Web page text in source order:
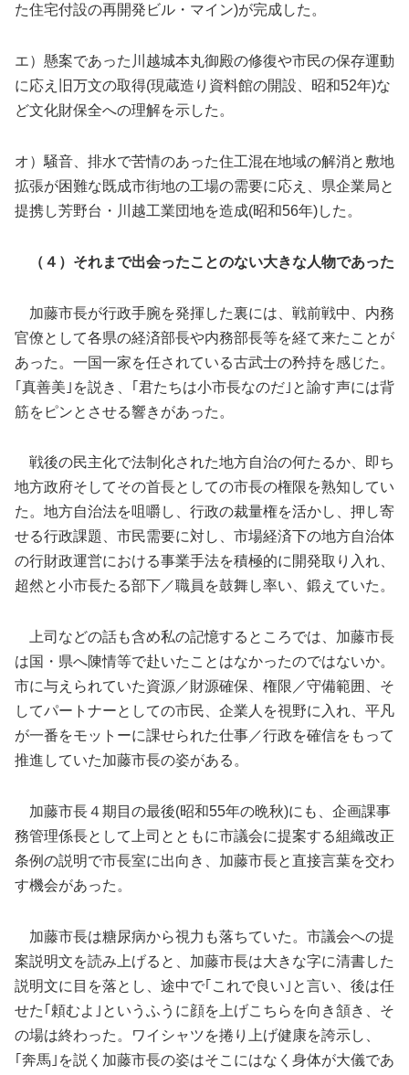
た住宅付設の再開発ビル・マイン)が完成した。
エ）懸案であった川越城本丸御殿の修復や市民の保存運動
に応え旧万文の取得(現蔵造り資料館の開設、昭和52年)な
ど文化財保全への理解を示した。
オ）騒音、排水で苦情のあった住工混在地域の解消と敷地
拡張が困難な既成市街地の工場の需要に応え、県企業局と
提携し芳野台・川越工業団地を造成(昭和56年)した。
（４）それまで出会ったことのない大きな人物であった
加藤市長が行政手腕を発揮した裏には、戦前戦中、内務
官僚として各県の経済部長や内務部長等を経て来たことが
あった。一国一家を任されている古武士の矜持を感じた。
｢真善美｣を説き、｢君たちは小市長なのだ｣と諭す声には背
筋をピンとさせる響きがあった。
戦後の民主化で法制化された地方自治の何たるか、即ち
地方政府そしてその首長としての市長の権限を熟知してい
た。地方自治法を咀嚼し、行政の裁量権を活かし、押し寄
せる行政課題、市民需要に対し、市場経済下の地方自治体
の行財政運営における事業手法を積極的に開発取り入れ、
超然と小市長たる部下／職員を鼓舞し率い、鍛えていた。
上司などの話も含め私の記憶するところでは、加藤市長
は国・県へ陳情等で赴いたことはなかったのではないか。
市に与えられていた資源／財源確保、権限／守備範囲、そ
してパートナーとしての市民、企業人を視野に入れ、平凡
が一番をモットーに課せられた仕事／行政を確信をもって
推進していた加藤市長の姿がある。
加藤市長４期目の最後(昭和55年の晩秋)にも、企画課事
務管理係長として上司とともに市議会に提案する組織改正
条例の説明で市長室に出向き、加藤市長と直接言葉を交わ
す機会があった。
加藤市長は糖尿病から視力も落ちていた。市議会への提
案説明文を読み上げると、加藤市長は大きな字に清書した
説明文に目を落とし、途中で｢これで良い｣と言い、後は任
せた｢頼むよ｣というふうに顔を上げこちらを向き頷き、そ
の場は終わった。ワイシャツを捲り上げ健康を誇示し、
｢奔馬｣を説く加藤市長の姿はそこにはなく身体が大儀であ